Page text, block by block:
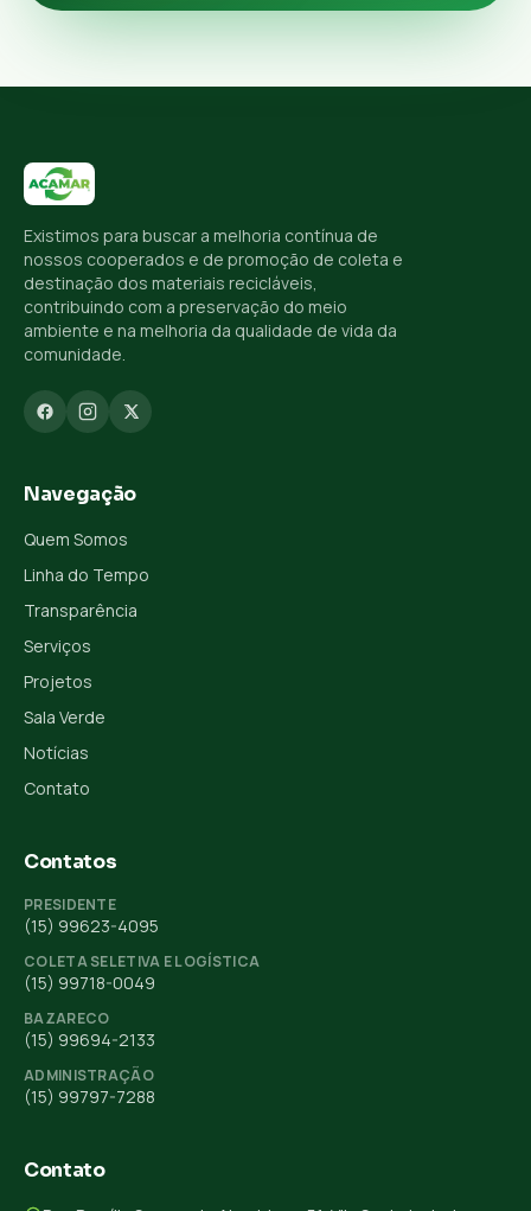
Existimos para buscar a melhoria contínua de
nossos cooperados e de promoção de coleta e
destinação dos materiais recicláveis,
contribuindo com a preservação do meio
ambiente e na melhoria da qualidade de vida da
comunidade.
Navegação
Quem Somos
Linha do Tempo
Transparência
Serviços
Projetos
Sala Verde
Notícias
Contato
Contatos
PRESIDENTE
(15) 99623-4095
COLETA SELETIVA E LOGÍSTICA
(15) 99718-0049
BAZARECO
(15) 99694-2133
ADMINISTRAÇÃO
(15) 99797-7288
Contato